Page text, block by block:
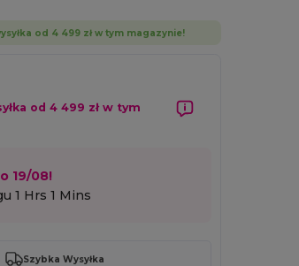
od 4 499 zł w tym magazynie!
od 4 499 zł w tym
19/08!
1 Hrs 1 Mins
Szybka Wysyłka